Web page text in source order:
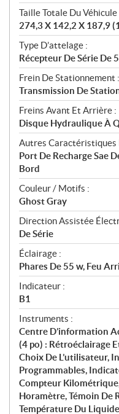
Taille Totale Du Véhicule
274,3 X 142,2 X 187,9
Type D’attelage :
Récepteur De Série De
Frein De Stationnement :
Transmission De
Freins Avant Et Arrière :
Disque Hydraulique À
Autres Caractéristiques
Port De Recharge Sae
Bord
Couleur / Motifs :
Ghost Gray
Direction Assistée
De Série
Éclairage :
Phares De 55 w, Feu
Indicateur :
B1
Instruments :
Centre D’information
(4 po) : Rétroéclairage
Choix De L’utilisateur,
Programmables,
Compteur
Horamètre, Témoin De
Température Du